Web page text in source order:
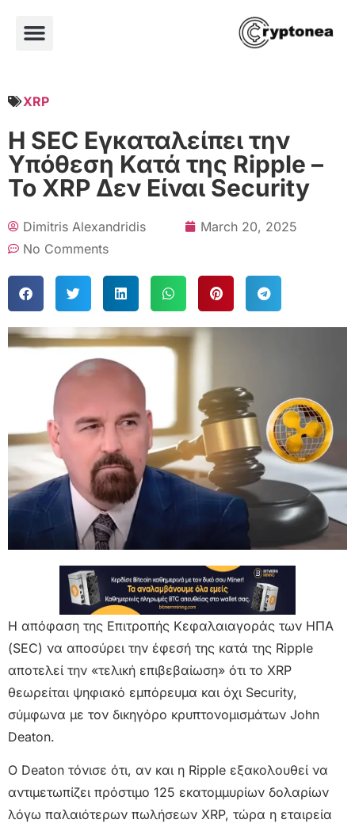
XRP
Η SEC Εγκαταλείπει την
Υπόθεση Κατά της Ripple –
Το XRP Δεν Είναι Security
Dimitris Alexandridis
March 20, 2025
No Comments
Η απόφαση της Επιτροπής Κεφαλαιαγοράς των ΗΠΑ
(SEC) να αποσύρει την έφεσή της κατά της Ripple
αποτελεί την «τελική επιβεβαίωση» ότι το XRP
θεωρείται ψηφιακό εμπόρευμα και όχι Security,
σύμφωνα με τον δικηγόρο κρυπτονομισμάτων John
Deaton.
Ο Deaton τόνισε ότι, αν και η Ripple εξακολουθεί να
αντιμετωπίζει πρόστιμο 125 εκατομμυρίων δολαρίων
λόγω παλαιότερων πωλήσεων XRP, τώρα η εταιρεία